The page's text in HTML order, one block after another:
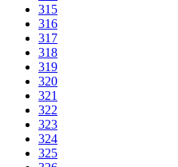
315
316
317
318
319
320
321
322
323
324
325